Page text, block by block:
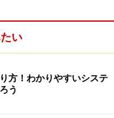
り、また価値が増え
価値が高まった「旅
天に買収され、現在
。
い
方！わかりやすいシステ
う